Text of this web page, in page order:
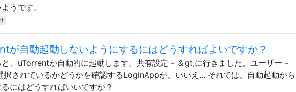
うです。
が自動起動しないようにするにはどうすればよいですか？
、uTorrentが自動的に起動します。共有設定 - ＆gt;に行きました。ユーザー -
択されているかどうかを確認するLoginAppが、いいえ... それでは、自動起動から
にはどうすればいいですか？